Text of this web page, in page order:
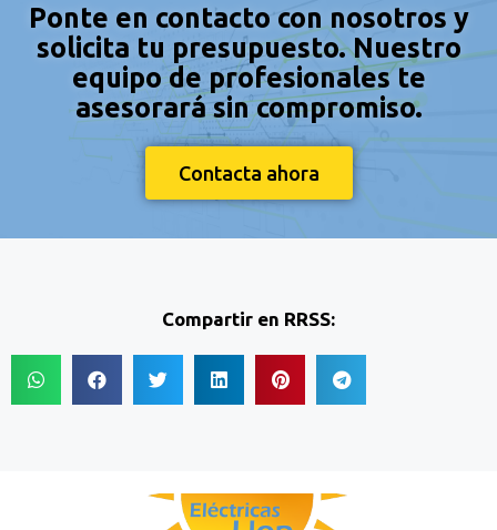
Ponte en contacto con nosotros y
solicita tu presupuesto. Nuestro
equipo de profesionales te
asesorará sin compromiso.
Contacta ahora
Compartir en RRSS: